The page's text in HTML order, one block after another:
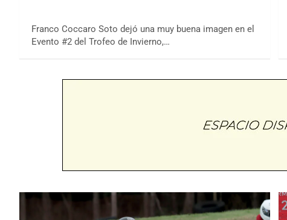
Franco Coccaro Soto dejó una muy buena imagen en el
Evento #2 del Trofeo de Invierno,…